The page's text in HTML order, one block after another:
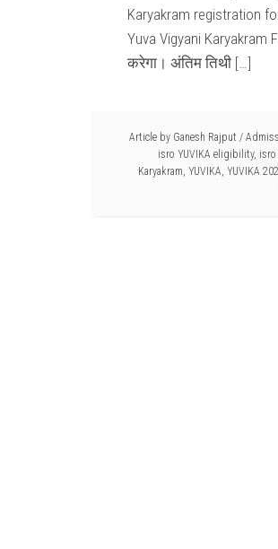
Karyakram registration
Yuva Vigyani Karyakram
करेगा। अंतिम तिथी […]
Article by Ganesh Rajput /
isro YUVIKA eligibility, isro
Karyakram, YUVIKA, YUVIKA